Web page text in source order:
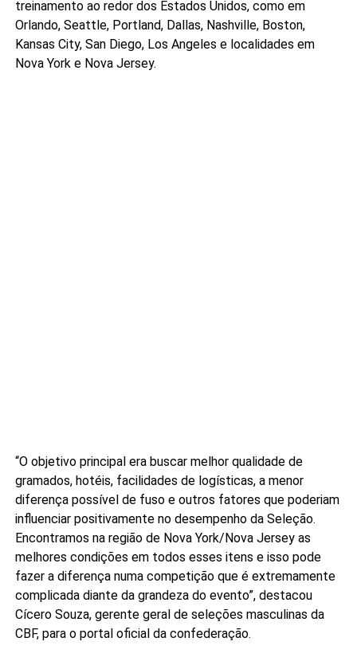
treinamento ao redor dos Estados Unidos, como em
Orlando, Seattle, Portland, Dallas, Nashville, Boston,
Kansas City, San Diego, Los Angeles e localidades em
Nova York e Nova Jersey.
“O objetivo principal era buscar melhor qualidade de
gramados, hotéis, facilidades de logísticas, a menor
diferença possível de fuso e outros fatores que poderiam
influenciar positivamente no desempenho da Seleção.
Encontramos na região de Nova York/Nova Jersey as
melhores condições em todos esses itens e isso pode
fazer a diferença numa competição que é extremamente
complicada diante da grandeza do evento”, destacou
Cícero Souza, gerente geral de seleções masculinas da
CBF, para o portal oficial da confederação.